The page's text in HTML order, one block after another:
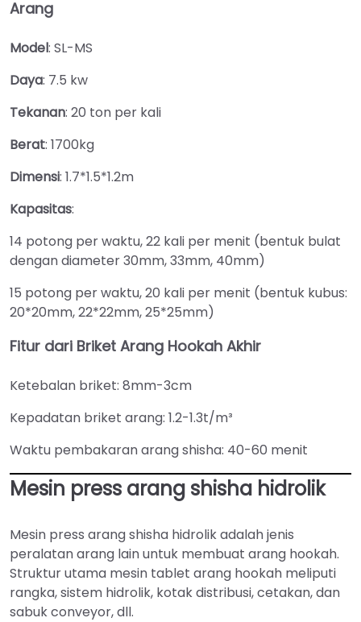
Arang
Model: SL-MS
Daya: 7.5 kw
Tekanan: 20 ton per kali
Berat: 1700kg
Dimensi: 1.7*1.5*1.2m
Kapasitas:
14 potong per waktu, 22 kali per menit (bentuk bulat
dengan diameter 30mm, 33mm, 40mm)
15 potong per waktu, 20 kali per menit (bentuk kubus:
20*20mm, 22*22mm, 25*25mm)
Fitur dari Briket Arang Hookah Akhir
Ketebalan briket: 8mm-3cm
Kepadatan briket arang: 1.2-1.3t/m³
Waktu pembakaran arang shisha: 40-60 menit
Mesin press arang shisha hidrolik
Mesin press arang shisha hidrolik adalah jenis
peralatan arang lain untuk membuat arang hookah.
Struktur utama mesin tablet arang hookah meliputi
rangka, sistem hidrolik, kotak distribusi, cetakan, dan
sabuk conveyor, dll.